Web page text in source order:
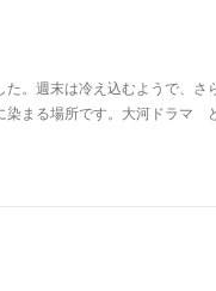
。週末は冷え込むようで、さ
まる場所です。大河ドラマ